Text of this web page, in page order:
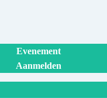
Evenement
Aanmelden